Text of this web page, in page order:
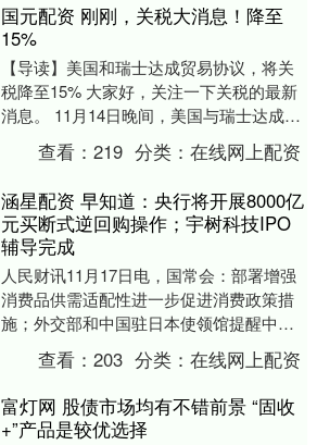
国元配资 刚刚，关税大消息！降至
15%
【导读】美国和瑞士达成贸易协议，将关
税降至15% 大家好，关注一下关税的最新
消息。 11月14日晚间，美国与瑞士达成突
破性协议，将瑞士商品关税降至15%。 美
查看：219 分类：在线网上配资
涵星配资 早知道：央行将开展8000亿
元买断式逆回购操作；宇树科技IPO
辅导完成
人民财讯11月17日电，国常会：部署增强
消费品供需适配性进一步促进消费政策措
施；外交部和中国驻日本使领馆提醒中国
公民近期避免前往日本；财政部：把准形
势任务有力有....
查看：203 分类：在线网上配资
富灯网 股债市场均有不错前景 “固收
+”产品是较优选择